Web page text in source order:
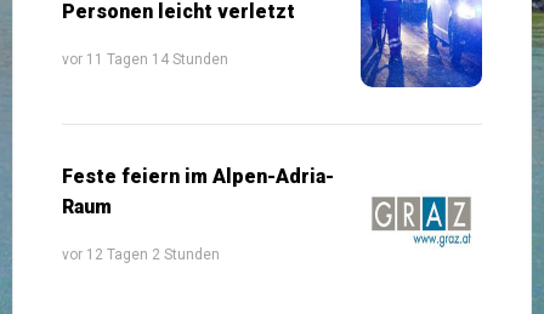
Personen leicht verletzt
vor 11 Tagen 14 Stunden
Feste feiern im Alpen-Adria-
Raum
vor 12 Tagen 2 Stunden